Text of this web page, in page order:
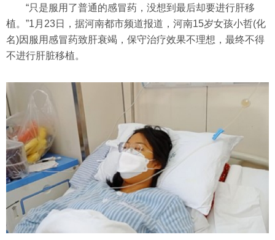
“只是服用了普通的感冒药，没想到最后却要进行肝移
植。”1月23日，据河南都市频道报道，河南15岁女孩小哲(化
名)因服用感冒药致肝衰竭，保守治疗效果不理想，最终不得
不进行肝脏移植。